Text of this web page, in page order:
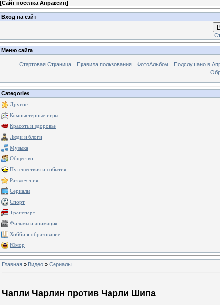
[Сайт поселка Апраксин]
Вход на сайт
Меню сайта
Стартовая Страница Правила пользования ФотоАльбом
Подслушано в
Categories
Другое
Компьютерные игры
Красота и здоровье
Люди и блоги
Музыка
Общество
Путешествия и события
Развлечения
Сериалы
Спорт
Транспорт
Фильмы и анимация
Хобби и образование
Юмор
Главная » Видео » Сериалы
Чапли Чарлин против Чарли Шипа